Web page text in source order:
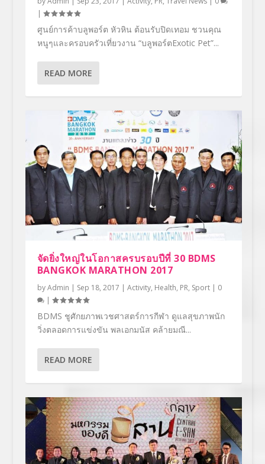
|
ศูนย์การค้าบลูพอร์ต หัวหิน ต้อนรับปิดเทอม ชวนคุณ
หนูๆและครอบครัวเที่ยวงาน “บลูพอร์ตExotic Pet”...
READ MORE
จัดยิ่งใหญ่ในโอกาสครบรอบปีที่ 30 BDMS
BANGKOK MARATHON 2017
byAdmin | Sep 18, 2017 | Activity, Health, PR, Sport| 0
|
BDMS ชูศักยภาพเวชศาสตร์การกีฬา ดูแลสุขภาพนัก
วิ่งตลอดการแข่งขัน พลเอกมนัส คล้ายมณี...
READ MORE